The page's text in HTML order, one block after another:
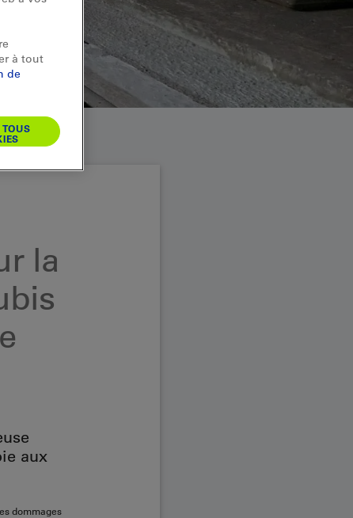
la
aux
dommages
à tout
de